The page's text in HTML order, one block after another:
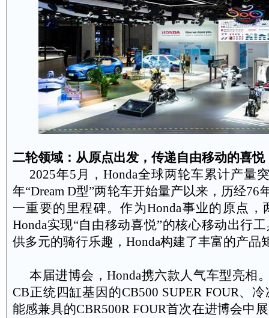
二轮领域：从原点出发，传递自由移动的喜悦
2025年5 月， Honda全球两轮车累计产量
年“Dream D型”两轮车开始量产以来，历经76
一重要的里程碑。作为Honda事业的原点，
Honda实现“自由移动喜悦”的核心移动出行
供多元的骑行乐趣， Honda构建了丰富的产品
本届进博会，Honda携六款人气车型亮相
CB正统四缸基因的CB500 SUPER FOUR、冷
能感兼具的CBR500R FOUR首次在进博会中